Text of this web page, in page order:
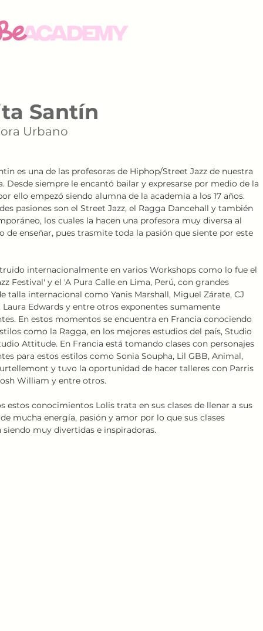
Santín
Urbano
es una de las profesoras de Hiphop/Street Jazz de nuestra
Desde siempre le encantó bailar y expresarse por medio de la
ello empezó siendo alumna de la academia a los 17 años.
pasiones son el Street Jazz, el Ragga Dancehall y también
los cuales la hacen una profesora muy diversa al
de enseñar, pues trasmite toda la pasión que siente por este
internacionalmente en varios Workshops como lo fue el
Festival' y el 'A Pura Calle en Lima, Perú, con grandes
talla internacional como Yanis Marshall, Miguel Zárate, CJ
Laura Edwards y entre otros exponentes sumamente
En estos momentos se encuentra en Francia conociendo
como la Ragga, en los mejores estudios del país, Studio
Attitude. En Francia está tomando clases con personajes
para estos estilos como Sonia Soupha, Lil GBB, Animal,
y tuvo la oportunidad de hacer talleres con Parris
William y entre otros.
estos conocimientos Lolis trata en sus clases de llenar a sus
mucha energía, pasión y amor por lo que sus clases
muy divertidas e inspiradoras.